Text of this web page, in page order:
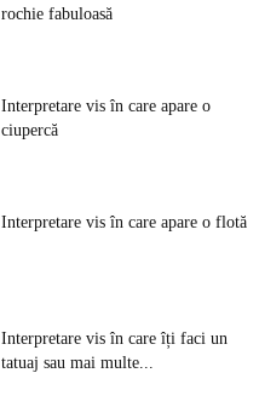
rochie fabuloasă
Interpretare vis în care apare o
ciupercă
Interpretare vis în care apare o flotă
Interpretare vis în care îți faci un
tatuaj sau mai multe...